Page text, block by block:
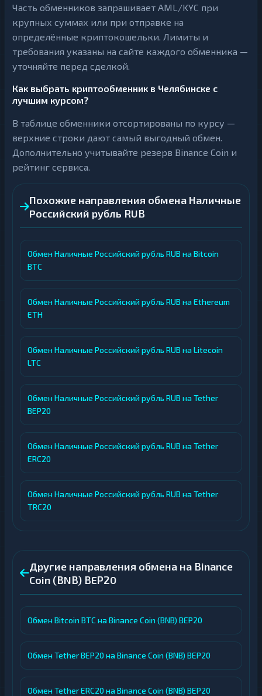
Часть обменников запрашивает AML/KYC при
крупных суммах или при отправке на
определённые криптокошельки. Лимиты и
требования указаны на сайте каждого обменника —
уточняйте перед сделкой.
Как выбрать криптообменник в Челябинске с
лучшим курсом?
В таблице обменники отсортированы по курсу —
верхние строки дают самый выгодный обмен.
Дополнительно учитывайте резерв Binance Coin и
рейтинг сервиса.
Похожие направления обмена Наличные
Российский рубль RUB
Обмен Наличные Российский рубль RUB на Bitcoin
BTC
Обмен Наличные Российский рубль RUB на Ethereum
ETH
Обмен Наличные Российский рубль RUB на Litecoin
LTC
Обмен Наличные Российский рубль RUB на Tether
BEP20
Обмен Наличные Российский рубль RUB на Tether
ERC20
Обмен Наличные Российский рубль RUB на Tether
TRC20
Другие направления обмена на Binance
Coin (BNB) BEP20
Обмен Bitcoin BTC на Binance Coin (BNB) BEP20
Обмен Tether BEP20 на Binance Coin (BNB) BEP20
Обмен Tether ERC20 на Binance Coin (BNB) BEP20